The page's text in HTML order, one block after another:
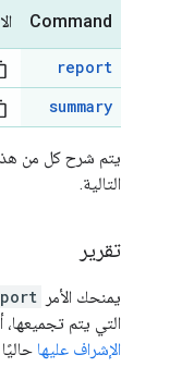
Command
report
summary
يتم شرح كل من هذه
التالية.
تقرير
يمنحك الأمر
التي يتم تجميعها،
الإشراف عليها